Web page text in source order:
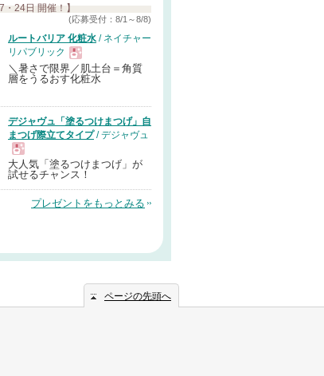
・24日 開催！】
(応募受付：8/1～8/8)
ルートバリア 化粧水 / ネイチャー
リパブリック
現
品
＼暑さで限界／肌土台＝角質
層をうるおす化粧水
デジャヴュ「塗るつけまつげ」自
まつげ際立てタイプ/ デジャヴュ
現
大人気「塗るつけまつげ」が
試せるチャンス！
プレゼントをもっとみる
ページの先頭へ